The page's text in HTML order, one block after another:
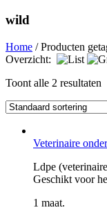
wild
Home / Producten
Overzicht:
Toont alle 2 resultaten
Veterinaire
Ldpe
Geschikt voor
1 maat.